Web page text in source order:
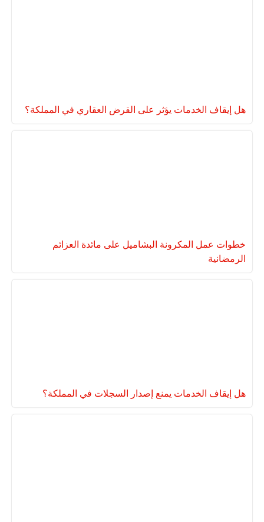
هل إيقاف الخدمات يؤثر على القرض العقاري في المملكة؟
خطوات عمل المكرونة البشاميل على مائدة العزائم
الرمضانية
هل إيقاف الخدمات يمنع إصدار السجلات في المملكة؟